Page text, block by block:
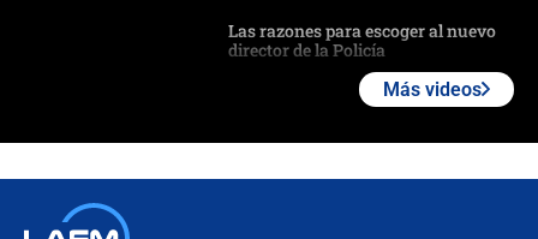
Las razones para escoger al nuevo
director de la Policía
futuro les espera a las cabalgatas en
Más videos